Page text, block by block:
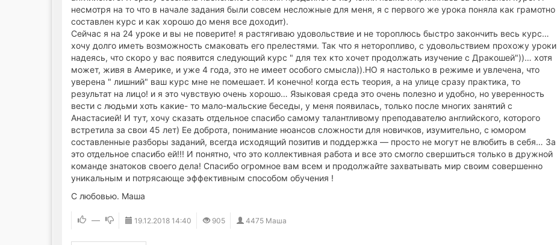
несмотря на то что в начале задания были совсем несложные для меня, я с первого же урока поняла как грамотно
составлен курс и как хорошо до меня все доходит).
Сейчас я на 24 уроке и вы не поверите! я растягиваю удовольствие и не тороплюсь быстро закончить весь курс…
хочу долго иметь возможность смаковать его прелестями. Так что я неторопливо, с удовольствием прохожу уроки
надеясь, что скоро у вас появится следующий курс " для тех кто хочет продолжать изучение с Дракошей"))… хотя
может, живя в Америке, и уже 4 года, это не имеет особого смысла)).НО я настолько в режиме и увлечена, что
уверена " лишний" ваш курс мне не помешает. И конечно! когда есть теория, а на улице сразу практика, то
результат на лицо! и я это чувствую очень хорошо… Языковая среда это очень полезно и удобно, но уверенность
вести с людьми хоть какие- то мало-мальские беседы, у меня появилась, только после многих занятий с
Анастасией! И тут, хочу сказать отдельное спасибо самому талантливому преподавателю английского, которого
встретила за свои 45 лет) Ее доброта, понимание нюансов сложности для новичков, изумительно, с юмором
составленные разборы заданий, всегда исходящий позитив и поддержка — просто не могут не влюбить в себя… За
это отдельное спасибо ей!!! И понятно, что это коллективная работа и все это смогло свершиться только в дружной
команде знатоков своего дела! Спасибо огромное вам всем и продолжайте захватывать мир своим совершенно
уникальным и потрясающе эффективным способом обучения !
С любовью. Маша
— 19.12.2018 14:40 905 4475 Маша